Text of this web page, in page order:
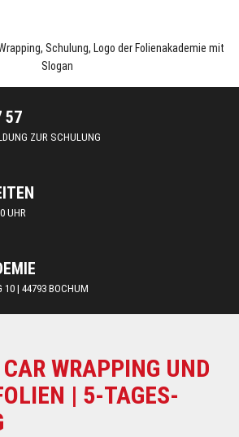
57
ZUR SCHULUNG
UHR
10 | 44793 BOCHUM
WRAPPING UND
| 5-TAGES-